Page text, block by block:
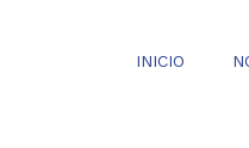
INICIO